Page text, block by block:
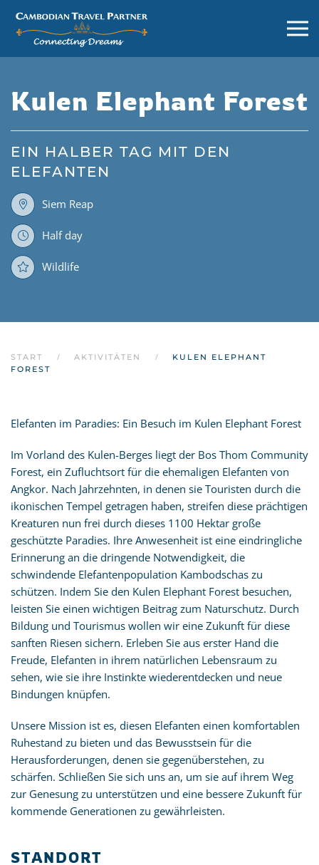
Kulen Elephant Forest
EIN HALBER TAG MIT DEN
ELEFANTEN
Siem Reap
Half day
Wildlife
START AKTIVITÄTEN
KULEN ELEPHANT
FOREST
Elefanten im Paradies: Ein Besuch im Kulen Elephant Forest
Im Vorland des Kulen-Berges liegt der Bos Thom Community
Forest, ein Zufluchtsort für die ehemaligen Elefanten von
Angkor. Nach Jahrzehnten, in denen sie Touristen durch die
ikonischen Tempel getragen haben, streifen diese prächtigen
Kreaturen nun frei durch dieses 1100 Hektar große
geschützte Paradies. Ihre Anwesenheit ist eine eindringliche
Erinnerung an die dringende Notwendigkeit, die
schwindende Elefantenpopulation Kambodschas zu
schützen. Indem Sie den Kulen Elephant Forest besuchen,
leisten Sie einen wichtigen Beitrag zum Naturschutz. Durch
Bildung und Tourismus wollen wir eine Zukunft für diese
sanften Riesen sichern. Erleben Sie aus erster Hand die
Freude, Elefanten in ihrem natürlichen Lebensraum zu
sehen, wie sie ihre Instinkte wiederentdecken und neue
Bindungen knüpfen.
Unsere Mission ist es, diesen Elefanten einen komfortablen
Ruhestand zu bieten und das Bewusstsein für die
Herausforderungen, denen sie gegenüberstehen, zu
schärfen. Schließen Sie sich uns an, um sie auf ihrem Weg
zur Genesung zu unterstützen und eine bessere Zukunft für
kommende Generationen zu gewährleisten.
STANDORT